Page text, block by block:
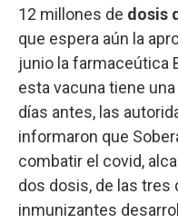
12 millones de dosis
que espera aún la
junio la farmaceútica
esta vacuna tiene
días antes, las
informaron que
combatir el covid,
dos dosis, de las tres
inmunizantes